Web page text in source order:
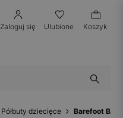
Zaloguj się Ulubione Koszyk
Półbuty dziecięce Barefoot